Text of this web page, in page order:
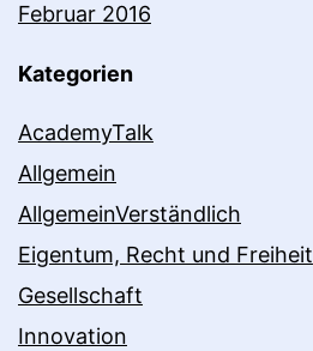
Februar 2016
Kategorien
AcademyTalk
Allgemein
AllgemeinVerständlich
Eigentum, Recht und Freiheit
Gesellschaft
Innovation